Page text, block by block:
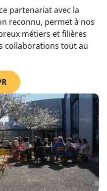
partenariat avec la
reconnu, permet à nos
métiers et filières
collaborations tout au